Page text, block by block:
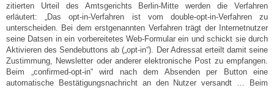
zitierten Urteil des Amtsgerichts Berlin-Mitte werden die Verfahren
erläutert: „Das opt-in-Verfahren ist vom double-opt-in-Verfahren zu
unterscheiden. Bei dem erstgenannten Verfahren trägt der Internetnutzer
seine Datsen in ein vorbereitetes Web-Formular ein und schickt sie durch
Aktivieren des Sendebuttons ab („opt-in“). Der Adressat erteilt damit seine
Zustimmung, Newsletter oder anderer elektronische Post zu empfangen.
Beim „confirmed-opt-in“ wird nach dem Absenden per Button eine
automatische Bestätigungsnachricht an den Nutzer versandt … Beim